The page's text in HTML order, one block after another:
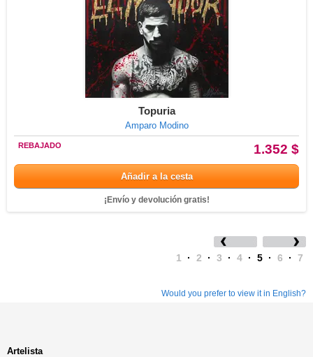
Topuria
Amparo Modino
1.352 $
REBAJADO
Añadir a la cesta
¡Envío y devolución gratis!
1 · 2 · 3 · 4 · 5 · 6 · 7
Would you prefer to view it in English?
Artelista